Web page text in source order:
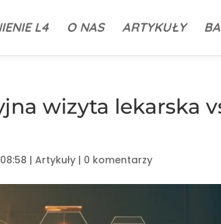
L4 O NAS ARTYKUŁY
wizyta lekarska
|Artykuły | 0 komentarzy